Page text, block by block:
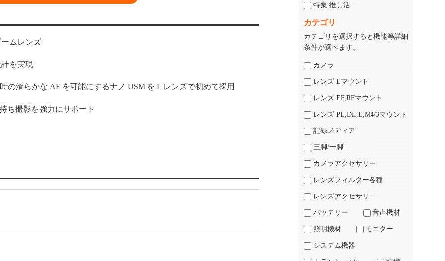
ムレンズ
を実現
の滑らかな AF を可能にするナノ USM を L レンズで初めて採用
ち撮影を強力にサポート
特集 推し活
カテゴリ
カテゴリを選択すると機能等詳細
条件が選べます。
カメラ
レンズ Eマウント
レンズ EF,RFマウント
レンズ PL,DL,L,M4/3マウント
記録メディア
三脚/一脚
カメラアクセサリー
レンズフィルター各種
レンズアクセサリー
バッテリー 音声機材
照明機材 モニター
システム機器